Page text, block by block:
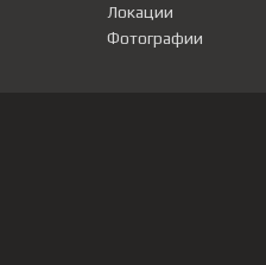
Локации
Фотографии